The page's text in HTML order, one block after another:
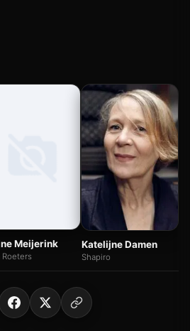
Meijerink
Roeters
Katelijne Damen
Shapiro